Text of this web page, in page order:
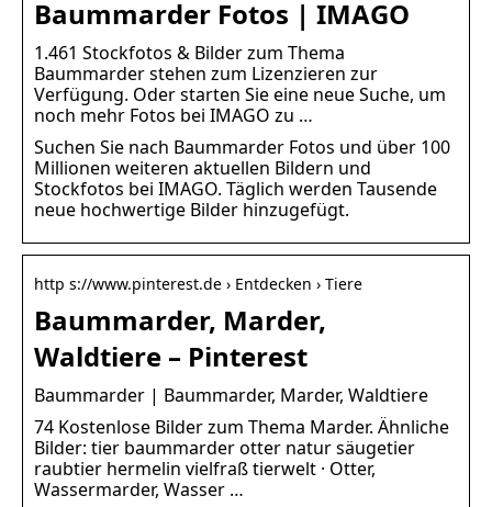
Baummarder Fotos | IMAGO
1.461 Stockfotos & Bilder zum Thema
Baummarder stehen zum Lizenzieren zur
Verfügung. Oder starten Sie eine neue Suche, um
noch mehr Fotos bei IMAGO zu …
Suchen Sie nach Baummarder Fotos und über 100
Millionen weiteren aktuellen Bildern und
Stockfotos bei IMAGO. Täglich werden Tausende
neue hochwertige Bilder hinzugefügt.
http s://www.pinterest.de › Entdecken › Tiere
Baummarder, Marder,
Waldtiere – Pinterest
Baummarder | Baummarder, Marder, Waldtiere
74 Kostenlose Bilder zum Thema Marder. Ähnliche
Bilder: tier baummarder otter natur säugetier
raubtier hermelin vielfraß tierwelt · Otter,
Wassermarder, Wasser …